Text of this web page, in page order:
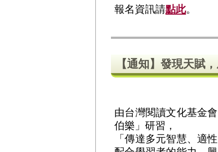
報名資訊請點此。
【通知】發現天賦
由台灣閱讀文化基金
伯樂」研習，
「傳達多元智慧、適